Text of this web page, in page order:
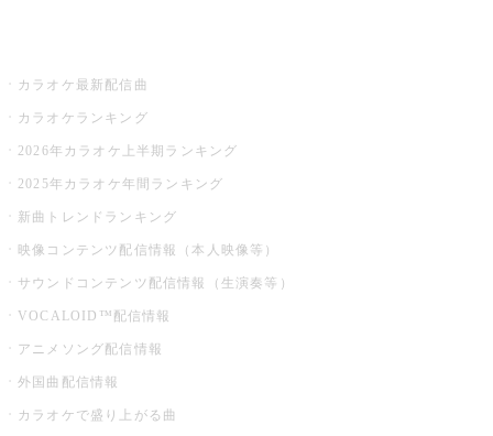
カラオケ最新配信曲
カラオケランキング
2026年カラオケ上半期ランキング
2025年カラオケ年間ランキング
新曲トレンドランキング
映像コンテンツ配信情報（本人映像等）
サウンドコンテンツ配信情報（生演奏等）
VOCALOID™配信情報
アニメソング配信情報
外国曲配信情報
カラオケで盛り上がる曲